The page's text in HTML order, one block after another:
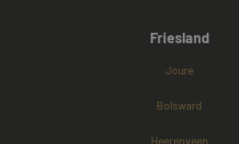
Friesland
Joure
Bolsward
Heerenveen